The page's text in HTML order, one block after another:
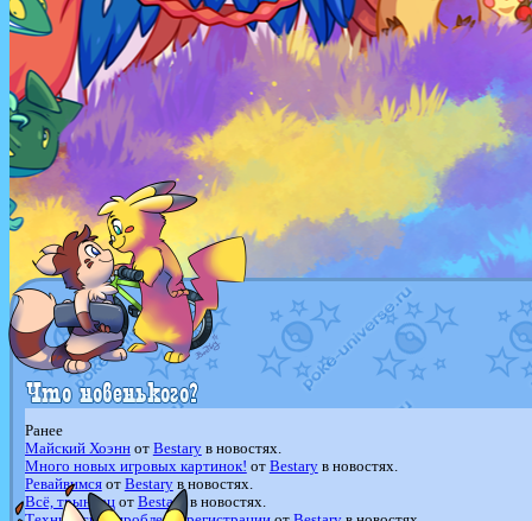
Ранее
Майский Хоэннот Bestaryв новостях.
Много новых игровых картинок! от Bestaryв новостях.
Ревайвимсяот Bestaryв новостях.
Всё, трындецот Bestaryв новостях.